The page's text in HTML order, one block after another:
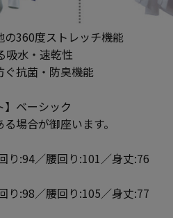
の360度ストレッチ機能
吸水・速乾性
ぐ抗菌・防臭機能
ベーシック
場合が御座います。
り:94／腰回り:101／身丈:76
り:98／腰回り:105／身丈:77